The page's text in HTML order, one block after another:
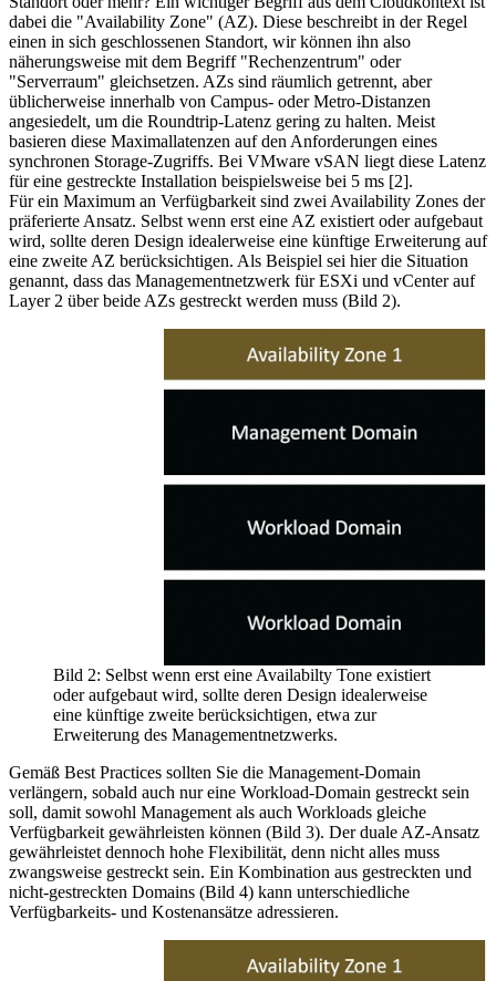
dabei die "Availability Zone" (AZ). Diese beschreibt in der Regel
einen in sich geschlossenen Standort, wir können ihn also
näherungsweise mit dem Begriff "Rechenzentrum" oder
"Serverraum" gleichsetzen. AZs sind räumlich getrennt, aber
üblicherweise innerhalb von Campus- oder Metro-Distanzen
angesiedelt, um die Roundtrip-Latenz gering zu halten. Meist
basieren diese Maximallatenzen auf den Anforderungen eines
synchronen Storage-Zugriffs. Bei VMware vSAN liegt diese Latenz
für eine gestreckte Installation beispielsweise bei 5 ms [2].
Für ein Maximum an Verfügbarkeit sind zwei Availability Zones der
präferierte Ansatz. Selbst wenn erst eine AZ existiert oder aufgebaut
wird, sollte deren Design idealerweise eine künftige Erweiterung auf
eine zweite AZ berücksichtigen. Als Beispiel sei hier die Situation
genannt, dass das Managementnetzwerk für ESXi und vCenter auf
Layer 2 über beide AZs gestreckt werden muss (Bild 2).
Bild 2: Selbst wenn erst eine Availabilty Tone existiert
oder aufgebaut wird, sollte deren Design idealerweise
eine künftige zweite berücksichtigen, etwa zur
Erweiterung des Managementnetzwerks.
Gemäß Best Practices sollten Sie die Management-Domain
verlängern, sobald auch nur eine Workload-Domain gestreckt sein
soll, damit sowohl Management als auch Workloads gleiche
Verfügbarkeit gewährleisten können (Bild 3). Der duale AZ-Ansatz
gewährleistet dennoch hohe Flexibilität, denn nicht alles muss
zwangsweise gestreckt sein. Ein Kombination aus gestreckten und
nicht-gestreckten Domains (Bild 4) kann unterschiedliche
Verfügbarkeits- und Kostenansätze adressieren.